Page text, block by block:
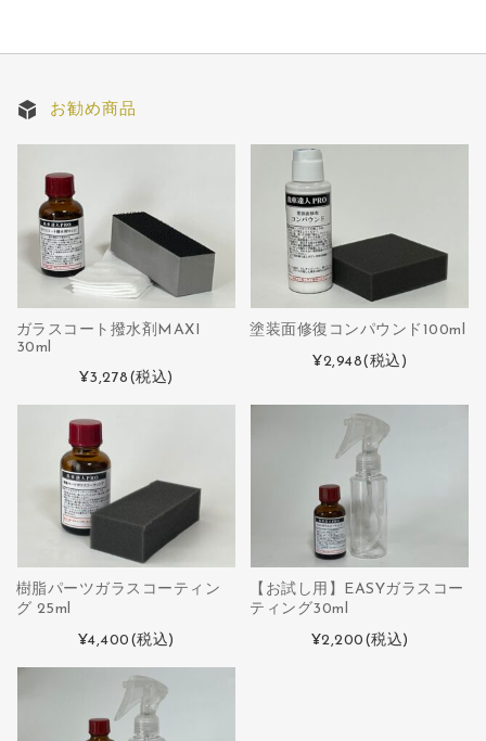
お勧め商品
ガラスコート撥水剤MAXI
30ml
¥3,278 (税込)
塗装面修復コンパウンド100ml
¥2,948(税込)
樹脂パーツガラスコーティン
グ 25ml
¥4,400 (税込)
【お試し用】EASYガラスコー
ティング30ml
¥2,200 (税込)